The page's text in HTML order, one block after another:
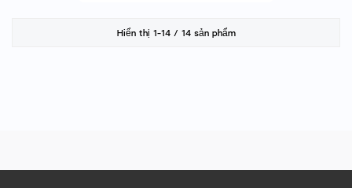
Hiển thị 1-14 / 14 sản phẩm